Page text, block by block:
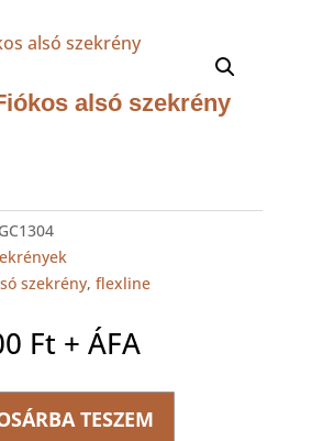
alsó szekrény
szekrény, flexline
Ft + ÁFA
TESZEM